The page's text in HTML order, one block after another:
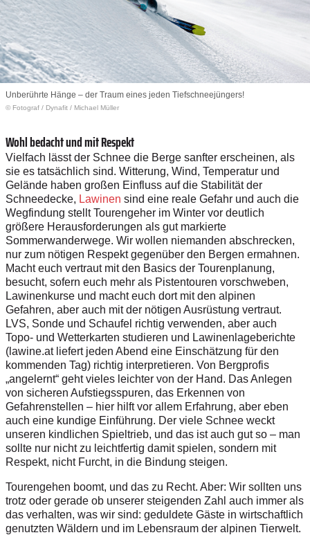
Unberührte Hänge – der Traum eines jeden Tiefschneejüngers!
© Fotograf / Dynafit / Michael Müller
Wohl bedacht und mit Respekt
Vielfach lässt der Schnee die Berge sanfter erscheinen, als
sie es tatsächlich sind. Witterung, Wind, Temperatur und
Gelände haben großen Einfluss auf die Stabilität der
Schneedecke, Lawinen sind eine reale Gefahr und auch die
Wegfindung stellt Tourengeher im Winter vor deutlich
größere Herausforderungen als gut markierte
Sommerwanderwege. Wir wollen niemanden abschrecken,
nur zum nötigen Respekt gegenüber den Bergen ermahnen.
Macht euch vertraut mit den Basics der Tourenplanung,
besucht, sofern euch mehr als Pistentouren vorschweben,
Lawinenkurse und macht euch dort mit den alpinen
Gefahren, aber auch mit der nötigen Ausrüstung vertraut.
LVS, Sonde und Schaufel richtig verwenden, aber auch
Topo- und Wetterkarten studieren und Lawinenlageberichte
(lawine.at liefert jeden Abend eine Einschätzung für den
kommenden Tag) richtig interpretieren. Von Bergprofis
„angelernt“ geht vieles leichter von der Hand. Das Anlegen
von sicheren Aufstiegsspuren, das Erkennen von
Gefahrenstellen – hier hilft vor allem Erfahrung, aber eben
auch eine kundige Einführung. Der viele Schnee weckt
unseren kindlichen Spieltrieb, und das ist auch gut so – man
sollte nur nicht zu leichtfertig damit spielen, sondern mit
Respekt, nicht Furcht, in die Bindung steigen.
Tourengehen boomt, und das zu Recht. Aber: Wir sollten uns
trotz oder gerade ob unserer steigenden Zahl auch immer als
das verhalten, was wir sind: geduldete Gäste in wirtschaftlich
genutzten Wäldern und im Lebensraum der alpinen Tierwelt.